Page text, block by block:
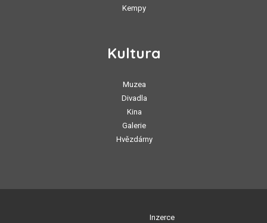
Kempy
Kultura
Muzea
Divadla
Kina
Galerie
Hvězdárny
Inzerce